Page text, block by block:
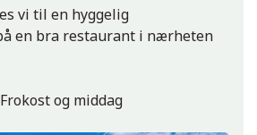
vi til en hyggelig
en bra restaurant i nærheten
og middag